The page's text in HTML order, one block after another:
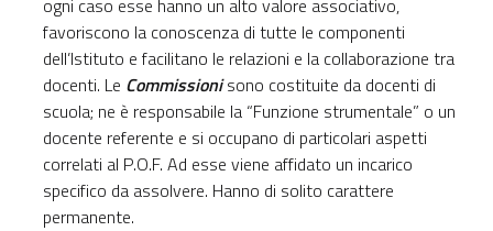
favoriscono la conoscenza di tutte le componenti
dell’Istituto e facilitano le relazioni e la collaborazione tra
docenti. Le Commissionisono costituite da docenti di
scuola; ne è responsabile la “Funzione strumentale” o un
docente referente e si occupano di particolari aspetti
correlati al P.O.F. Ad esse viene affidato un incarico
specifico da assolvere. Hanno di solito carattere
permanente.